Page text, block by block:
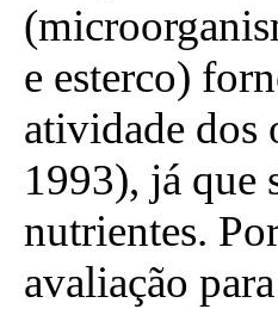
e esterco)
atividade dos
1993), já que
nutrientes.
avaliação